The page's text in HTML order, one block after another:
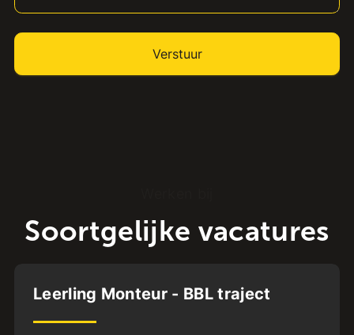
Soortgelijke vacatures
Deventer
Leerling Monteur - BBL traject